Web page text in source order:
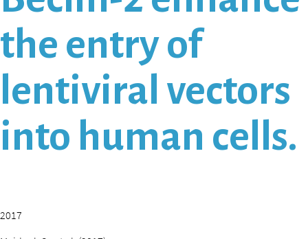
the entry of
lentiviral vectors
into human cells.
2017